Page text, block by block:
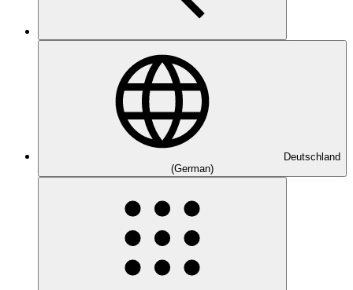
Deutschland
(German)